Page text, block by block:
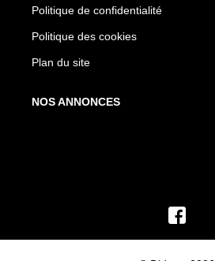
Politique de confidentialité
Politique des cookies
Plan du site
NOS ANNONCES